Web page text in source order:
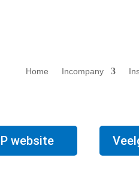
Home Incompany
website